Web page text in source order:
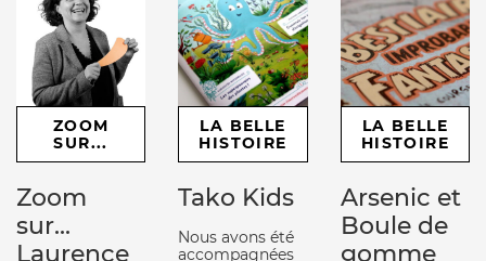
ZOOM
SUR...
Zoom
sur...
Laurence
LA BELLE
HISTOIRE
Tako Kids
Nous avons été
accompagnées
LA BELLE
HISTOIRE
Arsenic et
Boule de
gomme